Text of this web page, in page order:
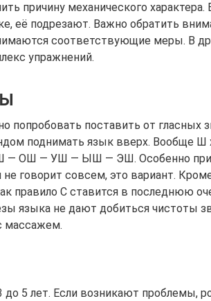
причину механического характера.
её подрезают. Важно обратить
соответствующие меры. В
упражнений.
попробовать поставить от гласных
поднимать язык вверх. Вообще Ш
— ОШ — УШ — ЫШ — ЭШ. Особенно
говорит совсем, это вариант.
правило С ставится в последнюю
языка не дают добиться чистоты
массажем.
5 лет. Если возникают проблемы,